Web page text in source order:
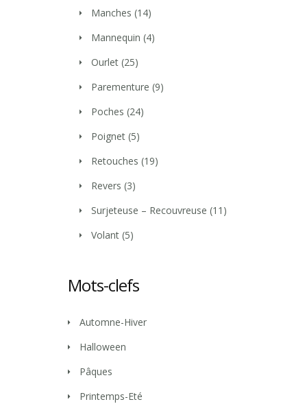
Manches (14)
Mannequin (4)
Ourlet (25)
Parementure (9)
Poches (24)
Poignet (5)
Retouches (19)
Revers (3)
Surjeteuse – Recouvreuse (11)
Volant (5)
Mots-clefs
Automne-Hiver
Halloween
Pâques
Printemps-Eté